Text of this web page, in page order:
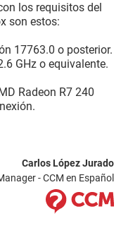
los requisitos del
son estos:
17763.0 o posterior.
GHz o equivalente.
Radeon R7 240
Carlos López Jurado
- CCM en Español